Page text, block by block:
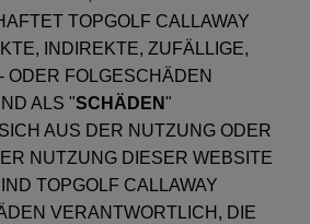
TOPGOLF CALLAWAY
INDIREKTE, ZUFÄLLIGE,
ODER FOLGESCHÄDEN
ALS "SCHÄDEN"
AUS DER NUTZUNG ODER
NUTZUNG DIESER WEBSITE
TOPGOLF CALLAWAY
VERANTWORTLICH, DIE